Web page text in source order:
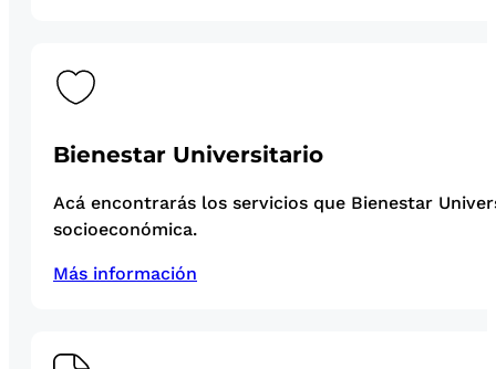
Bienestar Universitario
Acá encontrarás los servicios que Bienestar
socioeconómica.
Más información